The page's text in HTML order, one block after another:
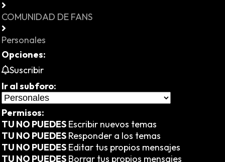
COMUNIDAD DE FANS
Personales
Opciones:
Suscribir
Ir al subforo:
Permisos:
TU NO PUEDES Escribir nuevos temas
TU NO PUEDES Responder a los temas
TU NO PUEDES Editar tus propios mensajes
TU NO PUEDES Borrar tus propios mensajes